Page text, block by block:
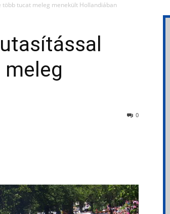
több tucat meleg menekült Hollandiában
0